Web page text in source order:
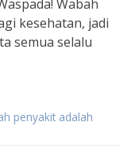
Wabah
kesehatan, jadi
semua selalu
penyakit adalah